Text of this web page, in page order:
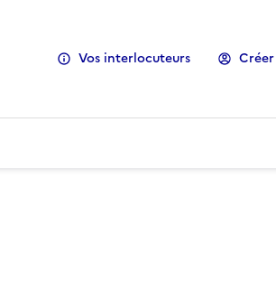
Vos interlocuteurs